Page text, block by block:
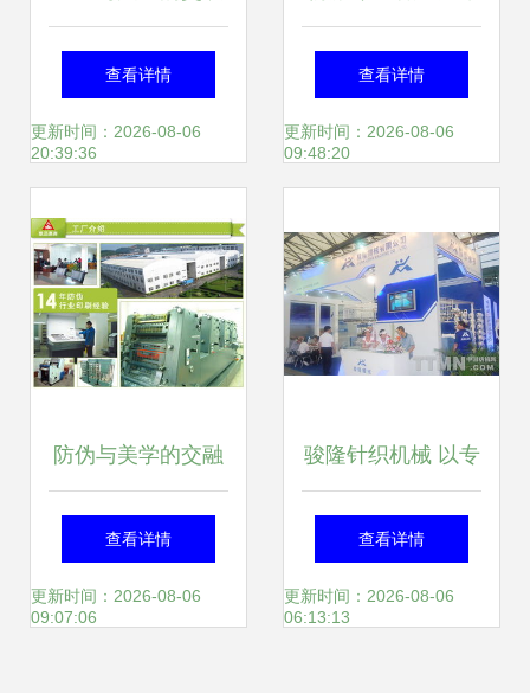
——郑州工厂设计
中的原创定制之道
查看详情
更新时间：2026-08-06
20:39:36
简析 图片下载与模
板推荐
查看详情
更新时间：2026-08-06
09:48:20
防伪与美学的交融
包装设计中的文艺
创作
查看详情
更新时间：2026-08-06
09:07:06
骏隆针织机械 以专
业设计服务赋能张
家港纺织产业升级
查看详情
更新时间：2026-08-06
06:13:13